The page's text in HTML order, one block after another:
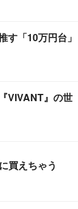
す「10万円台」
VIVANT』の世
買えちゃう